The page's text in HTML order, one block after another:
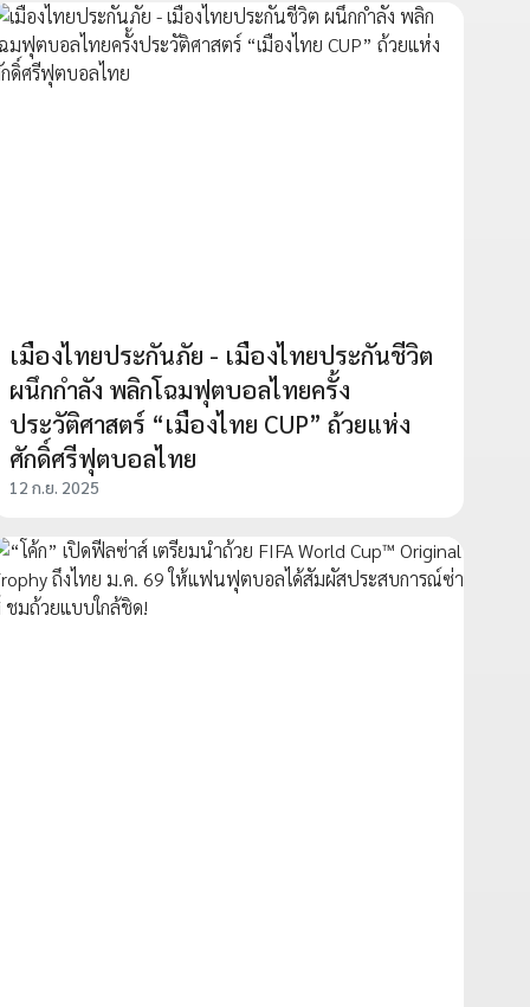
เมืองไทยประกันภัย - เมืองไทยประกันชีวิต
ผนึกกำลัง พลิกโฉมฟุตบอลไทยครั้ง
ประวัติศาสตร์ “เมืองไทย CUP” ถ้วยแห่ง
ศักดิ์ศรีฟุตบอลไทย
12 ก.ย. 2025